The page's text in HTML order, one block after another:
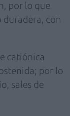
por lo que
duradera, con
catiónica
por lo
sales de